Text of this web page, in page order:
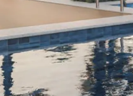
Parcerias Imobiliárias
Anunciar Imóveis